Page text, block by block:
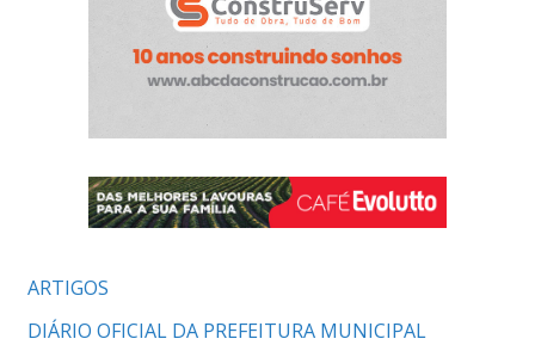
ARTIGOS
DIÁRIO OFICIAL DA PREFEITURA MUNICIPAL